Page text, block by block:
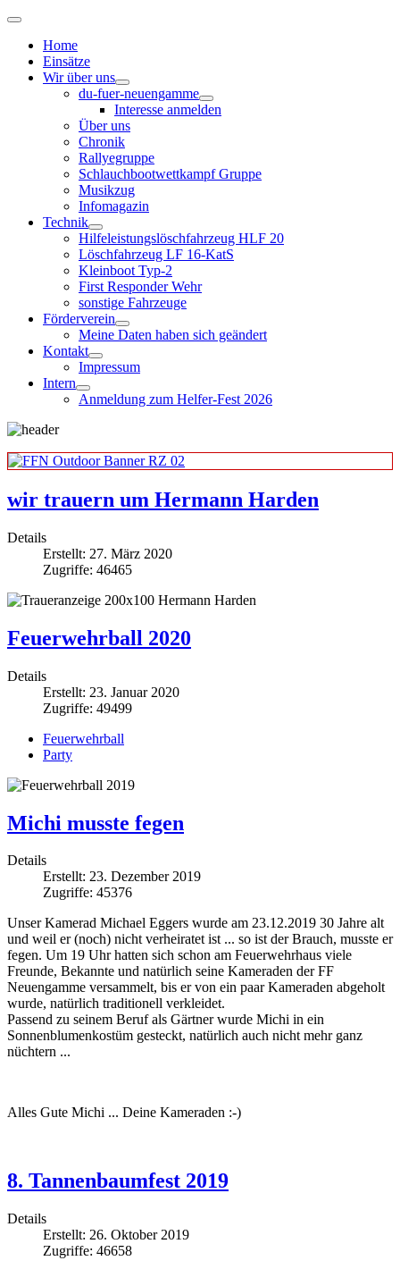
Home
Einsätze
Wir über uns
du-fuer-neuengamme
Interesse anmelden
Über uns
Chronik
Rallyegruppe
Schlauchbootwettkampf Gruppe
Musikzug
Infomagazin
Technik
Hilfeleistungslöschfahrzeug HLF 20
Löschfahrzeug LF 16-KatS
Kleinboot Typ-2
First Responder Wehr
sonstige Fahrzeuge
Förderverein
Meine Daten haben sich geändert
Kontakt
Impressum
Intern
Anmeldung zum Helfer-Fest 2026
wir trauern um Hermann Harden
Details
Erstellt: 27. März 2020
Zugriffe: 46465
Feuerwehrball 2020
Details
Erstellt: 23. Januar 2020
Zugriffe: 49499
Feuerwehrball
Party
Michi musste fegen
Details
Erstellt: 23. Dezember 2019
Zugriffe: 45376
Unser Kamerad Michael Eggers wurde am 23.12.2019 30 Jahre alt
und weil er (noch) nicht verheiratet ist ... so ist der Brauch, musste er
fegen. Um 19 Uhr hatten sich schon am Feuerwehrhaus viele
Freunde, Bekannte und natürlich seine Kameraden der FF
Neuengamme versammelt, bis er von ein paar Kameraden abgeholt
wurde, natürlich traditionell verkleidet.
Passend zu seinem Beruf als Gärtner wurde Michi in ein
Sonnenblumenkostüm gesteckt, natürlich auch nicht mehr ganz
nüchtern ...
Alles Gute Michi ... Deine Kameraden :-)
8. Tannenbaumfest 2019
Details
Erstellt: 26. Oktober 2019
Zugriffe: 46658